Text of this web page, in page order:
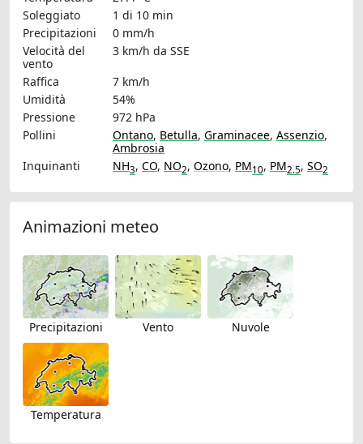
Soleggiato
1 di 10 min
Precipitazioni
0 mm/h
Velocità del
vento
3 km/h da SSE
Raffica
7 km/h
Umidità
54%
Pressione
972 hPa
Pollini
Ontano, Betulla, Graminacee, Assenzio,
Ambrosia
Inquinanti
NH3, CO, NO2, Ozono, PM10, PM2.5, SO2
Animazioni meteo
Precipitazioni Vento Nuvole
Temperatura